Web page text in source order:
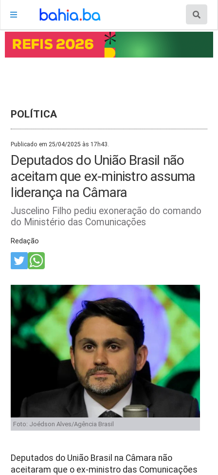
POLÍTICA
Publicado em 25/04/2025 às 17h43.
Deputados do União Brasil não
aceitam que ex-ministro assuma
liderança na Câmara
Juscelino Filho pediu exoneração do comando
do Ministério das Comunicações
Redação
Foto: Joédson Alves/Agência Brasil
Deputados do União Brasil na Câmara não
aceitaram que o ex-ministro das Comunicações